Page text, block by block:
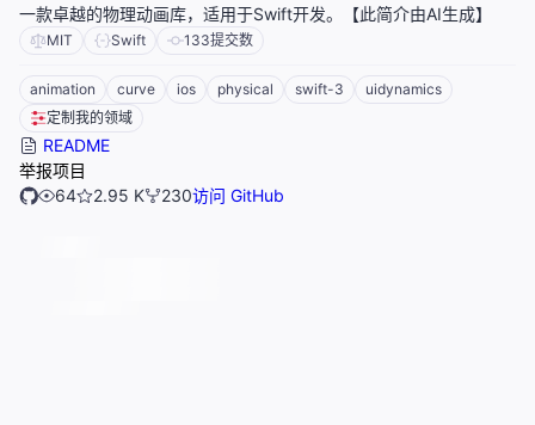
一款卓越的物理动画库，适用于Swift开发。【此简介由AI生成】
MIT Swift 133提交数
animation curve ios physical swift-3
uidynamics
定制我的领域
README
举报项目
64
2.95 K 230访问 GitHub